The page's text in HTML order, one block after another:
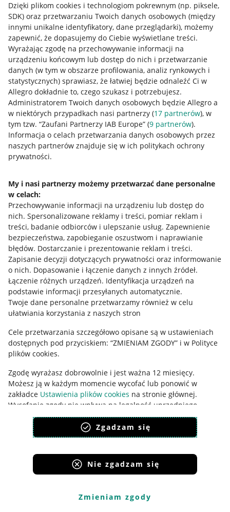
Dzięki plikom cookies i technologiom pokrewnym (np. piksele,
SDK) oraz przetwarzaniu Twoich danych osobowych (między
innymi unikalne identyfikatory, dane przeglądarki), możemy
zapewnić, że dopasujemy do Ciebie wyświetlane treści.
Wyrażając zgodę na przechowywanie informacji na
urządzeniu końcowym lub dostęp do nich i przetwarzanie
danych (w tym w obszarze profilowania, analiz rynkowych i
statystycznych) sprawiasz, że łatwiej będzie odnaleźć Ci w
Allegro dokładnie to, czego szukasz i potrzebujesz.
Administratorem Twoich danych osobowych będzie Allegro a
w niektórych przypadkach nasi partnerzy (17 partnerów), w
tym tzw. “Zaufani Partnerzy IAB Europe” (9 partnerów).
Informacja o celach przetwarzania danych osobowych przez
naszych partnerów znajduje się w ich politykach ochrony
prywatności.
My i nasi partnerzy możemy przetwarzać dane personalne
w celach:
Przechowywanie informacji na urządzeniu lub dostęp do
nich. Spersonalizowane reklamy i treści, pomiar reklam i
treści, badanie odbiorców i ulepszanie usług. Zapewnienie
bezpieczeństwa, zapobieganie oszustwom i naprawianie
błędów. Dostarczanie i prezentowanie reklam i treści.
Zapisanie decyzji dotyczących prywatności oraz informowanie
o nich. Dopasowanie i łączenie danych z innych źródeł.
Łączenie różnych urządzeń. Identyfikacja urządzeń na
podstawie informacji przesyłanych automatycznie.
Twoje dane personalne przetwarzamy również w celu
ułatwiania korzystania z naszych stron
Cele przetwarzania szczegółowo opisane są w ustawieniach
dostępnych pod przyciskiem: “ZMIENIAM ZGODY” i w Polityce
plików cookies.
Zgodę wyrażasz dobrowolnie i jest ważna 12 miesięcy.
Możesz ją w każdym momencie wycofać lub ponowić w
zakładce Ustawienia plików cookies na stronie głównej.
Wycofanie zgody nie wpływa na legalność uprzedniego
przetwarzania.
polityka plików cookies
polityka ochrony prywatności
Zgadzam się
Nie zgadzam się
Zmieniam zgody
Przydatne informacje
Jak to działa
Napisz do nas
Allegro Gadane dla sprzedających
Mapa miejscowości
Informacje prawne
Regulamin
Polityka plików "cookies"
Ustawienia plików "cookies"
Udostępnianie lokalizacji
Informacje dla Aktu o Usługach Cyfrowych
Pobierz aplikację
Korzystanie z serwisu oznacza akceptacjęregulaminu